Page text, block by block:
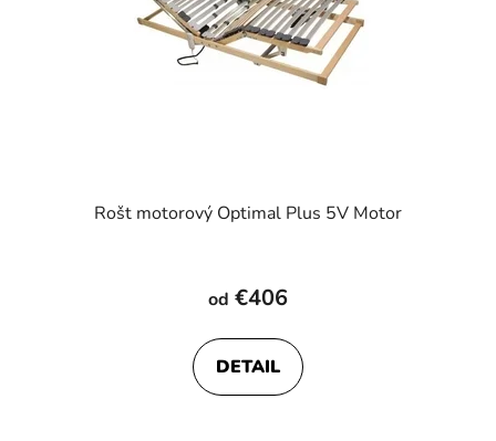
Rošt motorový Optimal Plus 5V Motor
od €406
DETAIL